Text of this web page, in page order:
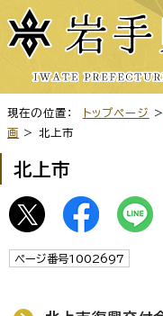
現在の位置： トップページ >
画 > 北上市
北上市
ページ番号1002697